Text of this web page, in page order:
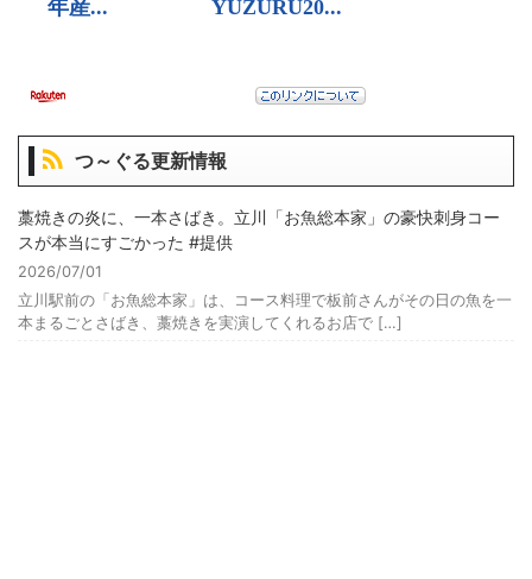
つ～ぐる更新情報
藁焼きの炎に、一本さばき。立川「お魚総本家」の豪快刺身コー
スが本当にすごかった #提供
2026/07/01
立川駅前の「お魚総本家」は、コース料理で板前さんがその日の魚を一
本まるごとさばき、藁焼きを実演してくれるお店で […]